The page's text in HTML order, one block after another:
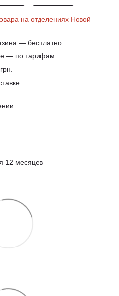
на отделениях Новой
— бесплатно.
— по тарифам.
12 месяцев